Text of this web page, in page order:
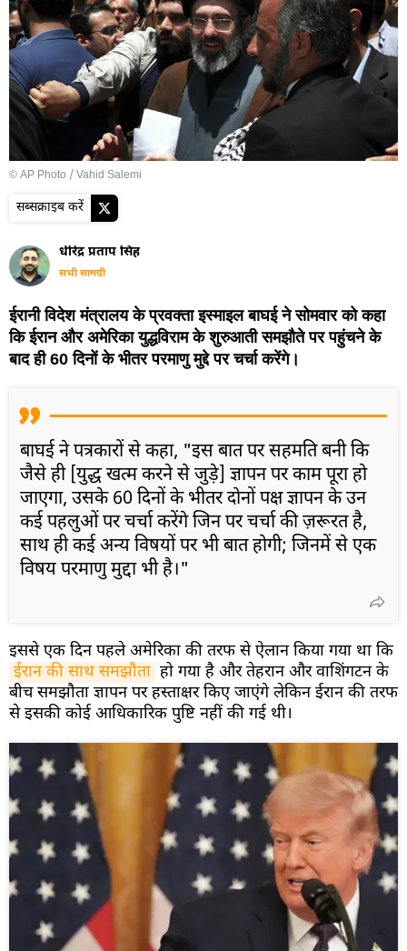
© AP Photo / Vahid Salemi
सब्सक्राइब करें
धीरेंद्र प्रताप सिंह
सभी सामग्री
ईरानी विदेश मंत्रालय के प्रवक्ता इस्माइल बाघई ने सोमवार को कहा
कि ईरान और अमेरिका युद्धविराम के शुरुआती समझौते पर पहुंचने के
बाद ही 60 दिनों के भीतर परमाणु मुद्दे पर चर्चा करेंगे।
बाघई ने पत्रकारों से कहा, "इस बात पर सहमति बनी कि
जैसे ही [युद्ध खत्म करने से जुड़े] ज्ञापन पर काम पूरा हो
जाएगा, उसके 60 दिनों के भीतर दोनों पक्ष ज्ञापन के उन
कई पहलुओं पर चर्चा करेंगे जिन पर चर्चा की ज़रूरत है,
साथ ही कई अन्य विषयों पर भी बात होगी; जिनमें से एक
विषय परमाणु मुद्दा भी है।"
इससे एक दिन पहले अमेरिका की तरफ से ऐलान किया गया था कि
ईरान की साथ समझौता हो गया है और तेहरान और वाशिंगटन के
बीच समझौता ज्ञापन पर हस्ताक्षर किए जाएंगे लेकिन ईरान की तरफ
से इसकी कोई आधिकारिक पुष्टि नहीं की गई थी।